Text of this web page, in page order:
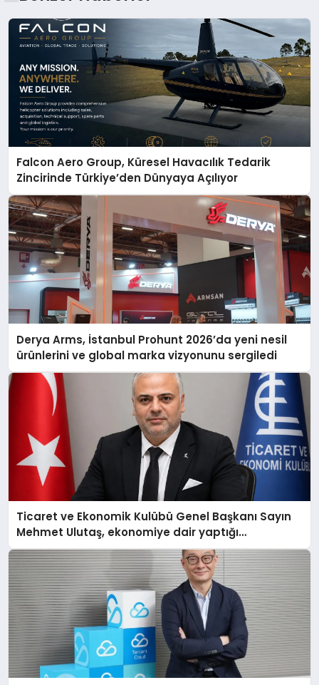
Falcon Aero Group, Küresel Havacılık Tedarik
Zincirinde Türkiye’den Dünyaya Açılıyor
Derya Arms, İstanbul Prohunt 2026’da yeni nesil
ürünlerini ve global marka vizyonunu sergiledi
Ticaret ve Ekonomik Kulübü Genel Başkanı Sayın
Mehmet Ulutaş, ekonomiye dair yaptığı
açıklamada şunları kaydetti: